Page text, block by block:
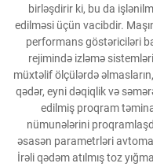
birləşdirir ki, bu da
edilməsi üçün vacibdir.
performans göstəriciləri
rejimində izləmə
müxtəlif ölçülərdə
qədər, eyni dəqiqlik və
edilmiş proqram
nümunələrini
əsasən parametrləri
İrəli qədəm atılmış toz